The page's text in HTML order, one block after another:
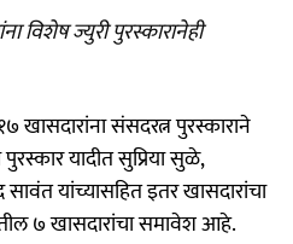
विशेष ज्युरी पुरस्कारानेही
खासदारांना संसदरत्न पुरस्काराने
यादीत सुप्रिया सुळे,
यांच्यासहित इतर खासदारांचा
७ खासदारांचा समावेश आहे.